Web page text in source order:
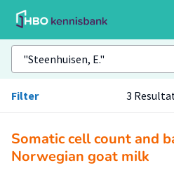
Filter 3
Somatic cell count and
Norwegian goat milk